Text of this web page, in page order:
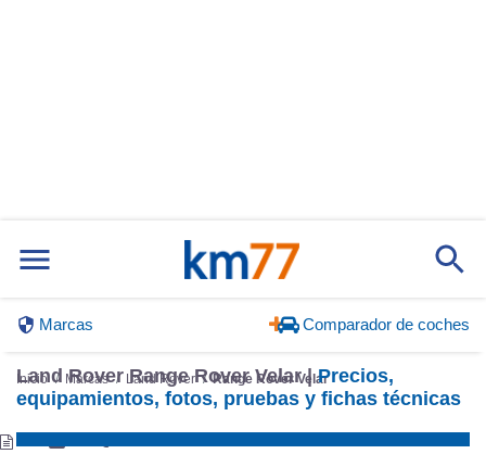
Marcas Comparador de coches
Inicio Marcas Land Rover Range Rover Velar
Land Rover Range Rover Velar |Precios,
equipamientos, fotos, pruebas y fichas técnicas